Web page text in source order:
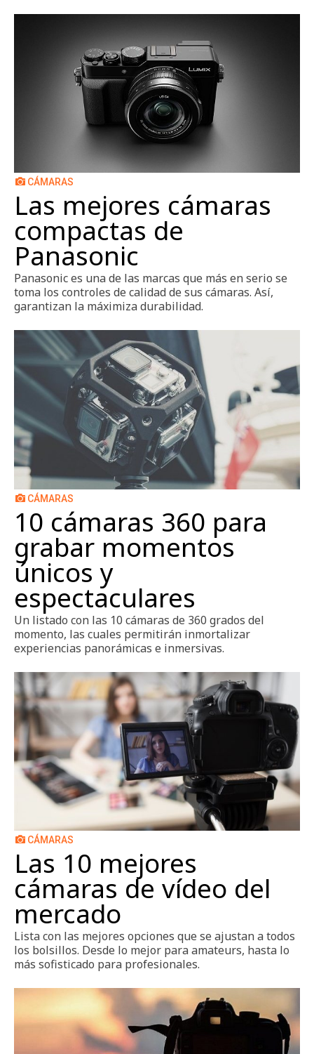
CÁMARAS
Las mejores cámaras
compactas de
Panasonic
Panasonic es una de las marcas que más en serio se
toma los controles de calidad de sus cámaras. Así,
garantizan la máximiza durabilidad.
CÁMARAS
10 cámaras 360 para
grabar momentos
únicos y
espectaculares
Un listado con las 10 cámaras de 360 grados del
momento, las cuales permitirán inmortalizar
experiencias panorámicas e inmersivas.
CÁMARAS
Las 10 mejores
cámaras de vídeo del
mercado
Lista con las mejores opciones que se ajustan a todos
los bolsillos. Desde lo mejor para amateurs, hasta lo
más sofisticado para profesionales.